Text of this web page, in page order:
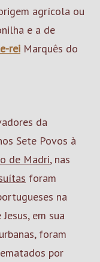
agrícola ou
e a de
rei Marquês do
da
Sete Povos à
de Madri, nas
foram
na
em sua
foram
por